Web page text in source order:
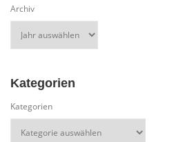
Archiv
Kategorien
Kategorien